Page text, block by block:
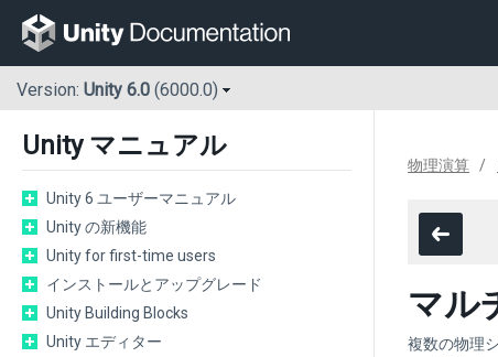
Version: Unity 6.0 (6000.0)
Unity マニュアル
Unity 6 ユーザーマニュアル
Unity の新機能
Unity for first-time users
インストールとアップグレード
Unity Building Blocks
Unity エディター
物理演算
マル
複数の物理